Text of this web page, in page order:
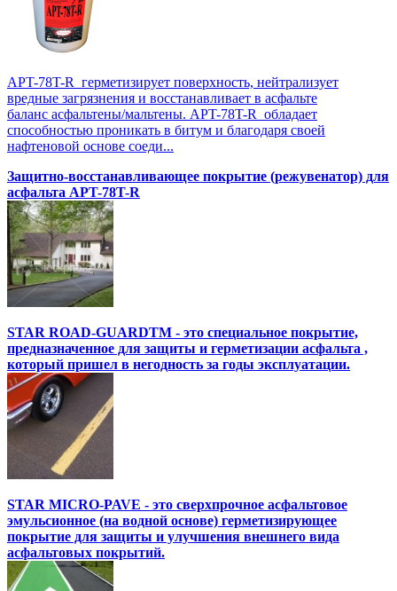
APT-78T-R герметизирует поверхность, нейтрализует
вредные загрязнения и восстанавливает в асфальте
баланс асфальтены/мальтены. APT-78T-R обладает
способностью проникать в битум и благодаря своей
нафтеновой основе соеди...
Защитно-восстанавливающее покрытие (режувенатор) для
асфальта APT-78T-R
STAR ROAD-GUARDTM - это специальное покрытие,
предназначенное для защиты и герметизации асфальта ,
который пришел в негодность за годы эксплуатации.
STAR MICRO-PAVE - это сверхпрочное асфальтовое
эмульсионное (на водной основе) герметизирующее
покрытие для защиты и улучшения внешнего вида
асфальтовых покрытий.